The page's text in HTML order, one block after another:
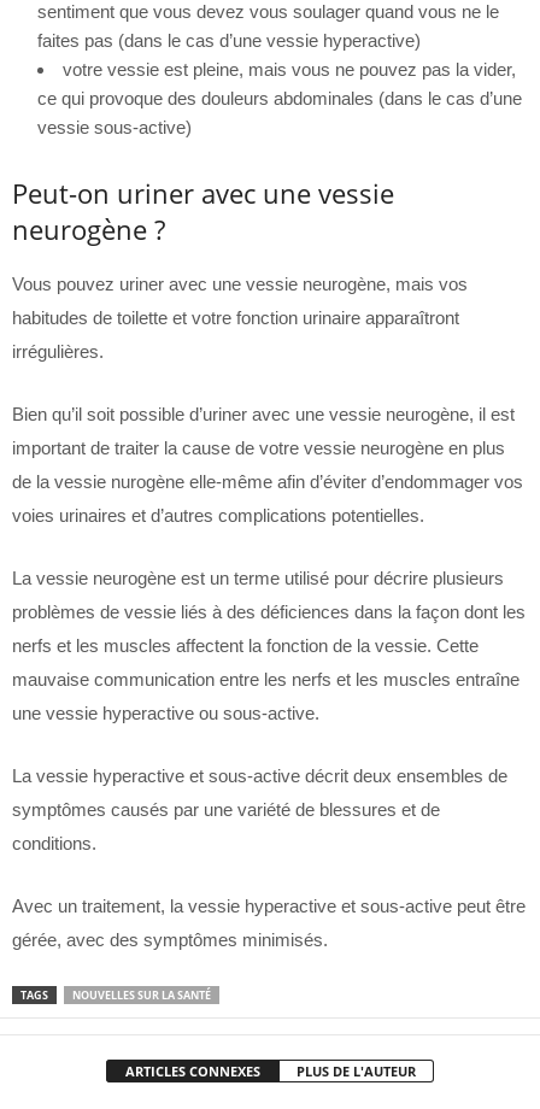
sentiment que vous devez vous soulager quand vous ne le
faites pas (dans le cas d’une vessie hyperactive)
votre vessie est pleine, mais vous ne pouvez pas la vider,
ce qui provoque des douleurs abdominales (dans le cas d’une
vessie sous-active)
Peut-on uriner avec une vessie
neurogène ?
Vous pouvez uriner avec une vessie neurogène, mais vos
habitudes de toilette et votre fonction urinaire apparaîtront
irrégulières.
Bien qu’il soit possible d’uriner avec une vessie neurogène, il est
important de traiter la cause de votre vessie neurogène en plus
de la vessie nurogène elle-même afin d’éviter d’endommager vos
voies urinaires et d’autres complications potentielles.
La vessie neurogène est un terme utilisé pour décrire plusieurs
problèmes de vessie liés à des déficiences dans la façon dont les
nerfs et les muscles affectent la fonction de la vessie. Cette
mauvaise communication entre les nerfs et les muscles entraîne
une vessie hyperactive ou sous-active.
La vessie hyperactive et sous-active décrit deux ensembles de
symptômes causés par une variété de blessures et de
conditions.
Avec un traitement, la vessie hyperactive et sous-active peut être
gérée, avec des symptômes minimisés.
TAGS NOUVELLES SUR LA SANTÉ
ARTICLES CONNEXES PLUS DE L'AUTEUR